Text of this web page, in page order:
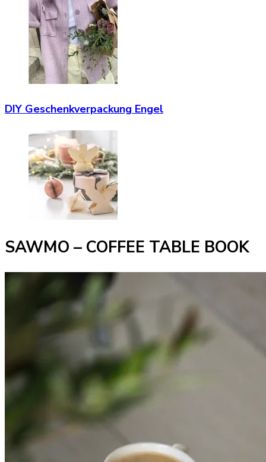
DIY Geschenkverpackung Engel
SAWMO – COFFEE TABLE BOOK